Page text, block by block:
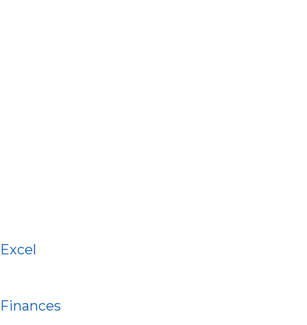
Excel
Finances